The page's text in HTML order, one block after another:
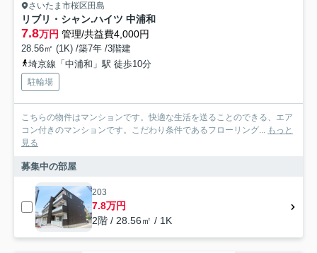
さいたま市桜区田島
リブリ・シャン.ハイツ 中浦和
7.8万円 管理/共益費4,000円
28.56㎡ (1K) /築7年 /3階建
埼京線「中浦和」駅 徒歩10分
駐輪場
こちらの物件はマンションです。快適な生活を送ることのできる、エア
コン付きのマンションです。こだわり条件であるフローリング... もっと
見る
募集中の部屋
203
7.8万円
2階 / 28.56㎡ / 1K